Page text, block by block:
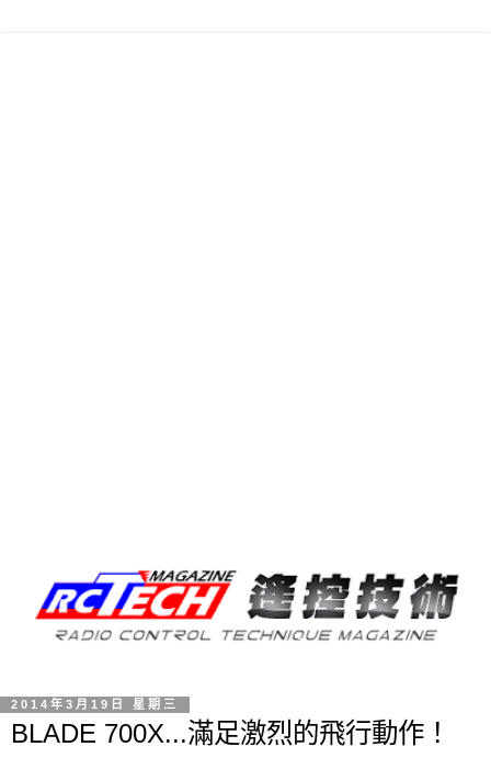
2014年3月19日 星期三
BLADE 700X...滿足激烈的飛行動作！